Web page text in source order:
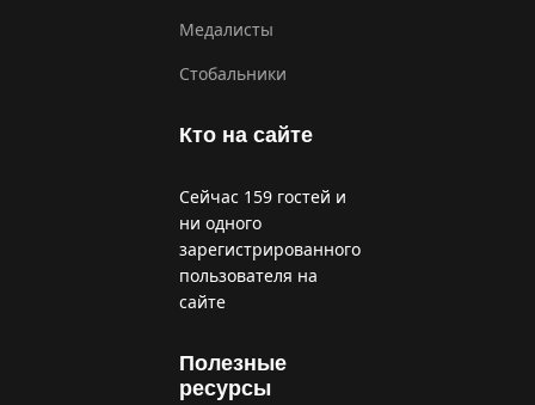
Медалисты
Стобальники
Кто на сайте
Сейчас 159 гостей и
ни одного
зарегистрированного
пользователя на
сайте
Полезные
ресурсы